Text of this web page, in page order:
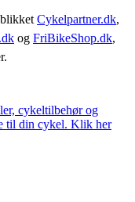
Cykelpartner.dk,
og FriBikeShop.dk,
cykeltilbehør og
til din cykel. Klik her